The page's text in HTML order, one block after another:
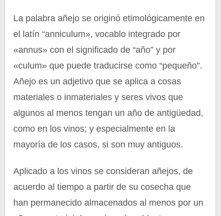
La palabra añejo se originó etimológicamente en
el latín “anniculum», vocablo integrado por
«annus» con el significado de “año” y por
«culum» que puede traducirse como “pequeño”.
Añejo es un adjetivo que se aplica a cosas
materiales o inmateriales y seres vivos que
algunos al menos tengan un año de antigüedad,
como en los vinos; y especialmente en la
mayoría de los casos, si son muy antiguos.
Aplicado a los vinos se consideran añejos, de
acuerdo al tiempo a partir de su cosecha que
han permanecido almacenados al menos por un